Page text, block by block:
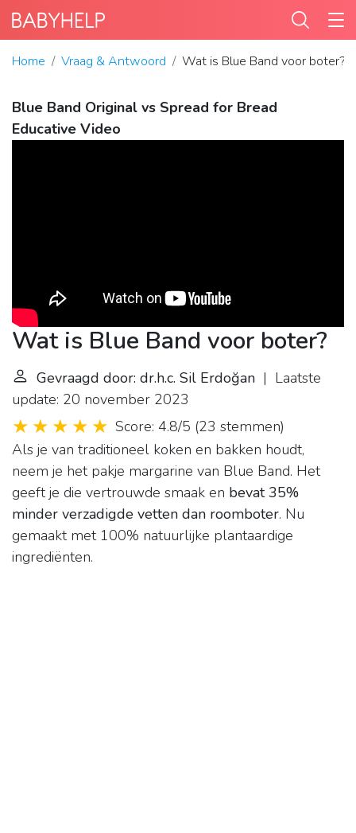
Home Vraag & Antwoord Wat is Blue Band voor boter?
Blue Band Original vs Spread for Bread
Educative Video
Wat is Blue Band voor boter?
Gevraagd door: dr.h.c. Sil Erdoğan | Laatste
update: 20 november 2023
Score: 4.8/5 (23 stemmen)
Als je van traditioneel koken en bakken houdt,
neem je het pakje margarine van Blue Band. Het
geeft je die vertrouwde smaak en bevat 35%
minder verzadigde vetten dan roomboter. Nu
gemaakt met 100% natuurlijke plantaardige
ingrediënten.